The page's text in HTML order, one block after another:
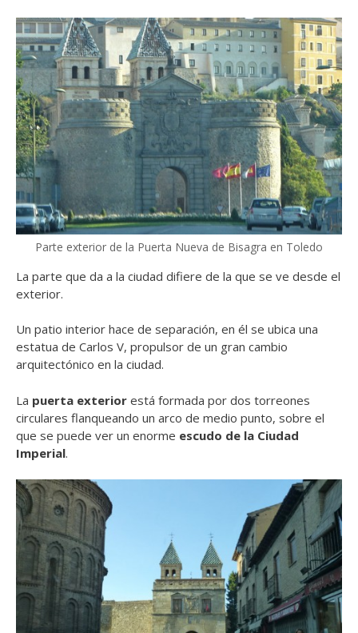
Parte exterior de la Puerta Nueva de Bisagra en Toledo
La parte que da a la ciudad difiere de la que se ve desde el
exterior.
Un patio interior hace de separación, en él se ubica una
estatua de Carlos V, propulsor de un gran cambio
arquitectónico en la ciudad.
La puerta exterior está formada por dos torreones
circulares flanqueando un arco de medio punto, sobre el
que se puede ver un enorme escudo de la Ciudad
Imperial.